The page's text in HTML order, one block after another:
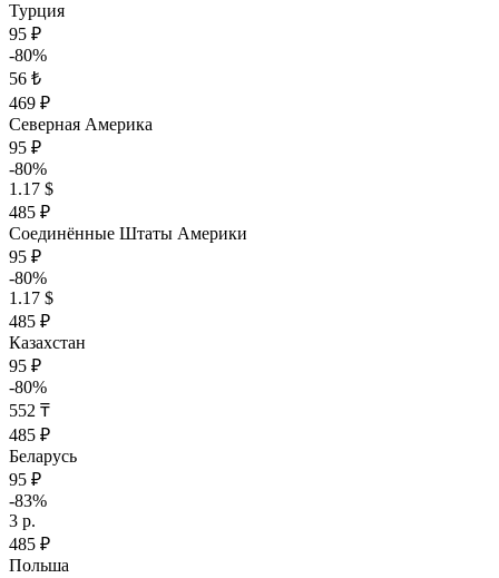
Турция
95 ₽
-80%
56 ₺
469 ₽
Северная Америка
95 ₽
-80%
1.17 $
485 ₽
Соединённые Штаты Америки
95 ₽
-80%
1.17 $
485 ₽
Казахстан
95 ₽
-80%
552 ₸
485 ₽
Беларусь
95 ₽
-83%
3 р.
485 ₽
Польша